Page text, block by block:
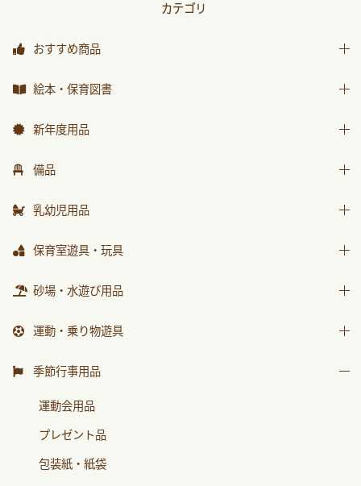
カテゴリ
おすすめ商品
おすすめ商品
絵本・保育図書
絵本
月刊絵本 バックナンバー
おはなしチャイルド
ﾁｬｲﾙﾄﾞﾌﾞｯｸ ｱｯﾌﾟﾙ傑作選
もこちゃんチャイルド
世界の昔話名作選
科学が好きになるおはなし
ﾁｬｲﾙﾄﾞ科学絵本館なぜなぜ
新年度用品
出席帳・シール
ワーク
画帳・おもいで
各種用紙・証書
備品
椅子
収納用品
環境備品
乳幼児用品
乳幼児備品
保育室遊具・玩具
ままごと
知育玩具
砂場・水遊び用品
砂場用品
運動・乗り物遊具
運動遊具
季節行事用品
運動会用品
プレゼント品
包装紙・紙袋